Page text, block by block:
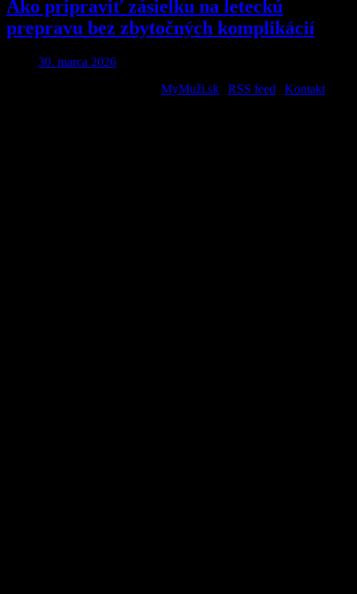
Ako pripraviť zásielku na leteckú
prepravu bez zbytočných komplikácií
30. marca 2026
MyMuži.sk RSS feed Kontakt